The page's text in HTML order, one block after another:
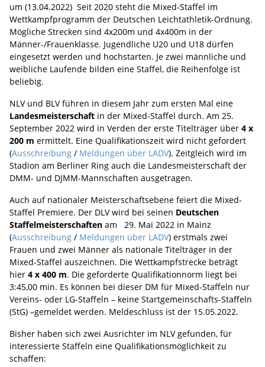
um (13.04.2022) Seit 2020 steht die Mixed-Staffel im
Wettkampfprogramm der Deutschen Leichtathletik-Ordnung.
Mögliche Strecken sind 4x200m und 4x400m in der
Männer-/Frauenklasse. Jugendliche U20 und U18 dürfen
eingesetzt werden und hochstarten. Je zwei männliche und
weibliche Laufende bilden eine Staffel, die Reihenfolge ist
beliebig.
NLV und BLV führen in diesem Jahr zum ersten Mal eine
Landesmeisterschaft in der Mixed-Staffel durch. Am 25.
September 2022 wird in Verden der erste Titelträger über 4 x
200 m ermittelt. Eine Qualifikationszeit wird nicht gefordert
(Ausschreibung / Meldungen über LADV). Zeitgleich wird im
Stadion am Berliner Ring auch die Landesmeisterschaft der
DMM- und DJMM-Mannschaften ausgetragen.
Auch auf nationaler Meisterschaftsebene feiert die Mixed-
Staffel Premiere. Der DLV wird bei seinen Deutschen
Staffelmeisterschaften am 29. Mai 2022 in Mainz
(Ausschreibung / Meldungen über LADV) erstmals zwei
Frauen und zwei Männer als nationale Titelträger in der
Mixed-Staffel auszeichnen. Die Wettkampfstrecke beträgt
hier 4 x 400 m. Die geforderte Qualifikationnorm liegt bei
3:45,00 min. Es können bei dieser DM für Mixed-Staffeln nur
Vereins- oder LG-Staffeln – keine Startgemeinschafts-Staffeln
(StG) –gemeldet werden. Meldeschluss ist der 15.05.2022.
Bisher haben sich zwei Ausrichter im NLV gefunden, für
interessierte Staffeln eine Qualifikationsmöglichkeit zu
schaffen: